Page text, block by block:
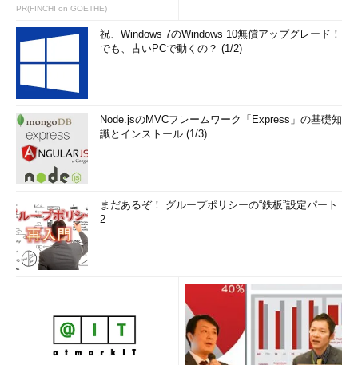
PR(FINCHI on GOETHE)
祝、Windows 7のWindows 10無償アップグレード！
でも、古いPCで動くの？ (1/2)
Node.jsのMVCフレームワーク「Express」の基礎知
識とインストール (1/3)
まだあるぞ！ グループポリシーの“鉄板”設定パート
2